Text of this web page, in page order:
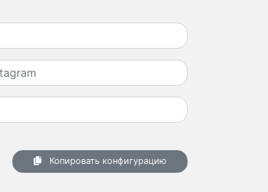
Копировать конфигурацию